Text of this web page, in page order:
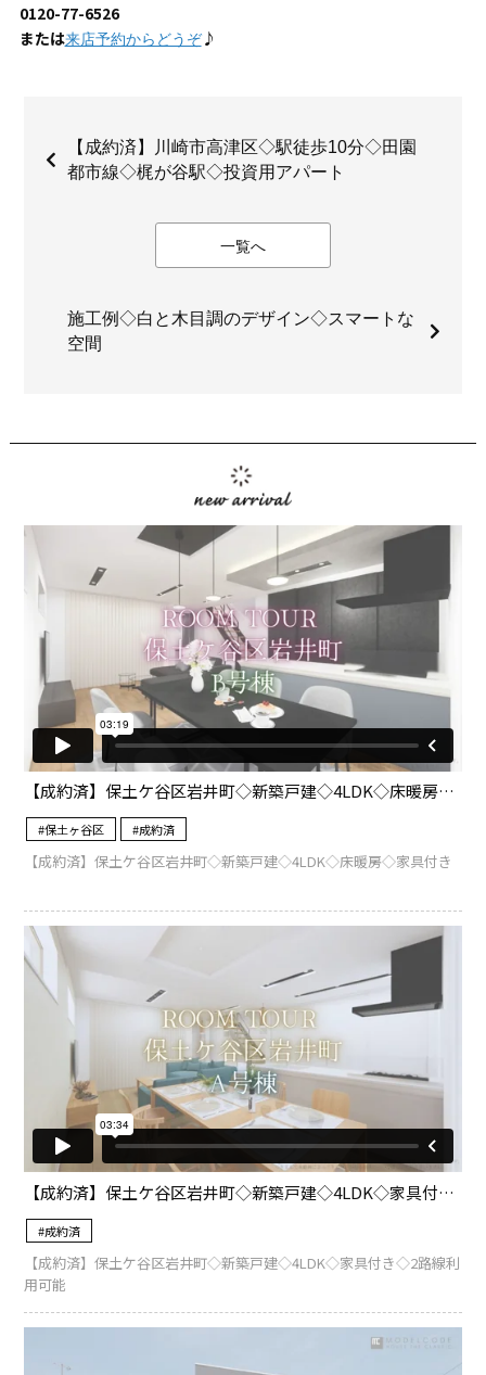
0120-77-6526
または来店予約からどうぞ♪
【成約済】川崎市高津区◇駅徒歩10分◇田園
都市線◇梶が谷駅◇投資用アパート
一覧へ
施工例◇白と木目調のデザイン◇スマートな
空間